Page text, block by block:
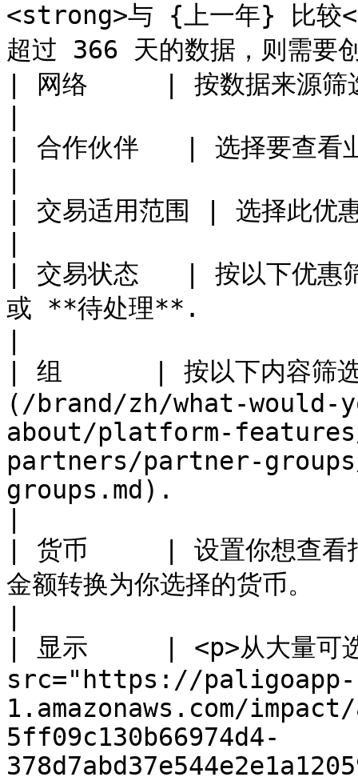
<strong>与 {上一年} 比较
超过 366 天的数据，则需要
| 网络     | 按数据来源筛
| 合作伙伴   | 选择要查看
| 交易适用范围 | 选择此优
| 交易状态   | 按以下优
或 **待处理**.
| 组      | 按以下内容筛
(/brand/zh/what-
about/platform-
partners/partner-
groups.md).
| 货币     | 设置你想查看
金额转换为你选择的货币。
| 显示     | <p>从大量可选
src="https://paligoapp-
1.amazonaws.com/
5ff09c130b66974d4-